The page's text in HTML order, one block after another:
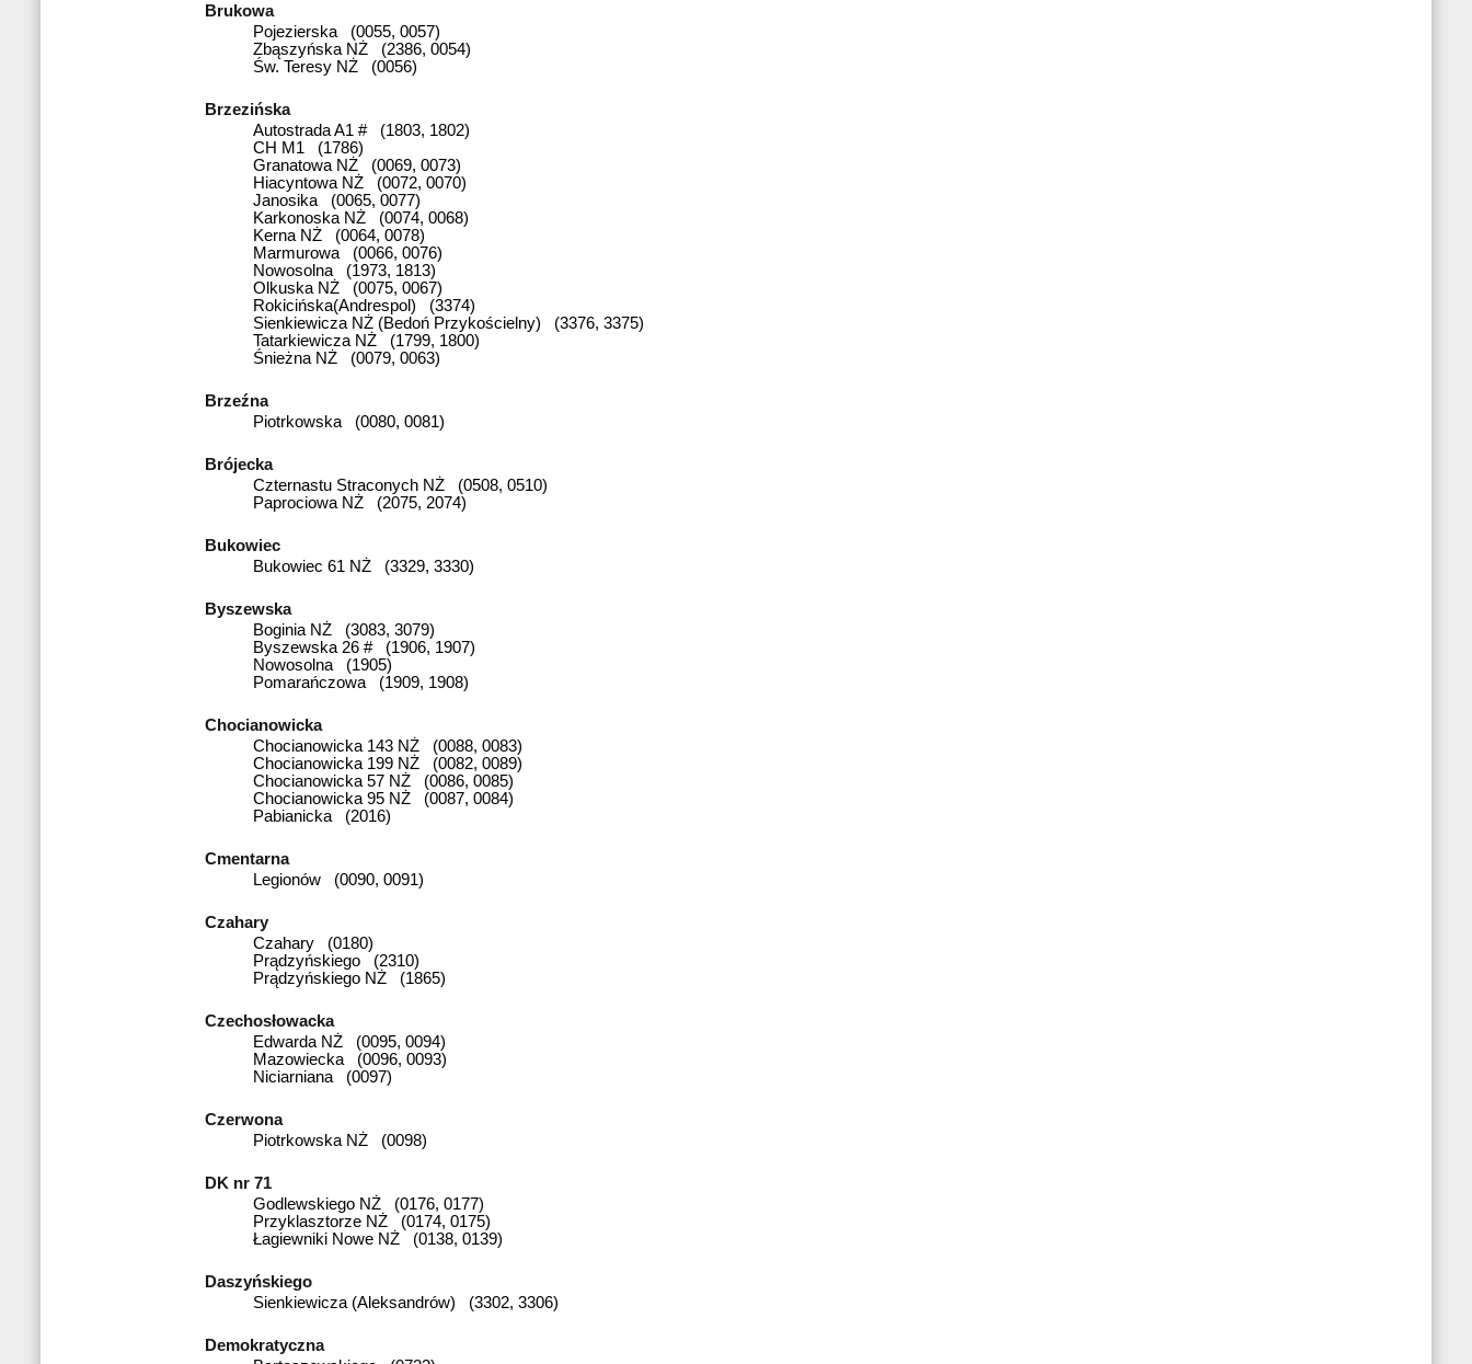
Brukowa
Pojezierska (0055, 0057)
Zbąszyńska NŻ (2386, 0054)
Św. Teresy NŻ (0056)
Brzezińska
Autostrada A1 # (1803, 1802)
CH M1 (1786)
Granatowa NŻ (0069, 0073)
Hiacyntowa NŻ (0072, 0070)
Janosika (0065, 0077)
Karkonoska NŻ (0074, 0068)
Kerna NŻ (0064, 0078)
Marmurowa (0066, 0076)
Nowosolna (1973, 1813)
Olkuska NŻ (0075, 0067)
Rokicińska(Andrespol) (3374)
Sienkiewicza NŻ (Bedoń Przykościelny) (3376, 3375)
Tatarkiewicza NŻ (1799, 1800)
Śnieżna NŻ (0079, 0063)
Brzeźna
Piotrkowska (0080, 0081)
Brójecka
Czternastu Straconych NŻ (0508, 0510)
Paprociowa NŻ (2075, 2074)
Bukowiec
Bukowiec 61 NŻ (3329, 3330)
Byszewska
Boginia NŻ (3083, 3079)
Byszewska 26 # (1906, 1907)
Nowosolna (1905)
Pomarańczowa (1909, 1908)
Chocianowicka
Chocianowicka 143 NŻ (0088, 0083)
Chocianowicka 199 NŻ (0082, 0089)
Chocianowicka 57 NŻ (0086, 0085)
Chocianowicka 95 NŻ (0087, 0084)
Pabianicka (2016)
Cmentarna
Legionów (0090, 0091)
Czahary
Czahary (0180)
Prądzyńskiego (2310)
Prądzyńskiego NŻ (1865)
Czechosłowacka
Edwarda NŻ (0095, 0094)
Mazowiecka (0096, 0093)
Niciarniana (0097)
Czerwona
Piotrkowska NŻ (0098)
DK nr 71
Godlewskiego NŻ (0176, 0177)
Przyklasztorze NŻ (0174, 0175)
Łagiewniki Nowe NŻ (0138, 0139)
Daszyńskiego
Sienkiewicza (Aleksandrów) (3302, 3306)
Demokratyczna